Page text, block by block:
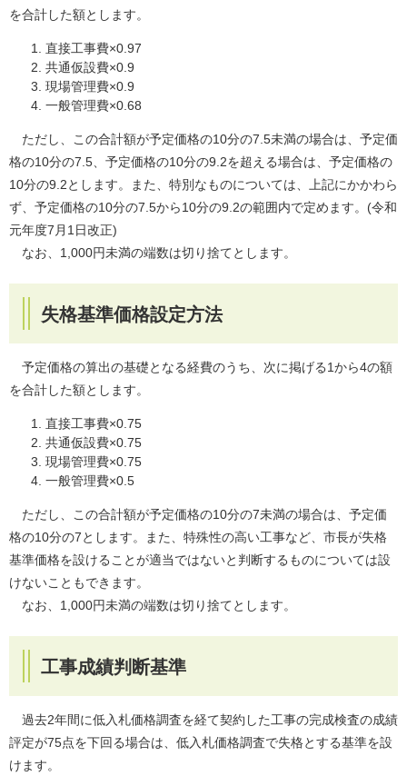
を合計した額とします。
直接工事費×0.97
共通仮設費×0.9
現場管理費×0.9
一般管理費×0.68
ただし、この合計額が予定価格の10分の7.5未満の場合は、予定価
格の10分の7.5、予定価格の10分の9.2を超える場合は、予定価格の
10分の9.2とします。また、特別なものについては、上記にかかわら
ず、予定価格の10分の7.5から10分の9.2の範囲内で定めます。(令和
元年度7月1日改正)
なお、1,000円未満の端数は切り捨てとします。
失格基準価格設定方法
予定価格の算出の基礎となる経費のうち、次に掲げる1から4の額
を合計した額とします。
直接工事費×0.75
共通仮設費×0.75
現場管理費×0.75
一般管理費×0.5
ただし、この合計額が予定価格の10分の7未満の場合は、予定価
格の10分の7とします。また、特殊性の高い工事など、市長が失格
基準価格を設けることが適当ではないと判断するものについては設
けないこともできます。
なお、1,000円未満の端数は切り捨てとします。
工事成績判断基準
過去2年間に低入札価格調査を経て契約した工事の完成検査の成績
評定が75点を下回る場合は、低入札価格調査で失格とする基準を設
けます。